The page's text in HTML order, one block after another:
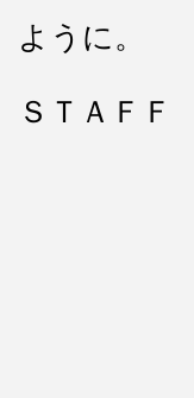
ように。
ＳＴＡＦ